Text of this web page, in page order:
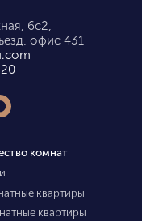
6с2,
офис 431
комнат
квартиры
квартиры